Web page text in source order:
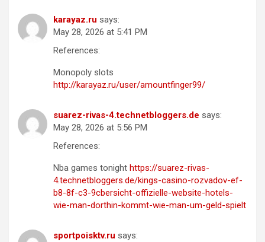
karayaz.ru says:
May 28, 2026 at 5:41 PM
References:
Monopoly slots
http://karayaz.ru/user/amountfinger99/
suarez-rivas-4.technetbloggers.de says:
May 28, 2026 at 5:56 PM
References:
Nba games tonight https://suarez-rivas-
4.technetbloggers.de/kings-casino-rozvadov-ef-
b8-8f-c3-9cbersicht-offizielle-website-hotels-
wie-man-dorthin-kommt-wie-man-um-geld-spielt
sportpoisktv.ru says: